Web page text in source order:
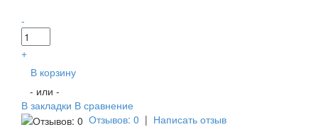
-
+
В корзину
- или -
В закладки В сравнение
Отзывов: 0 | Написать отзыв